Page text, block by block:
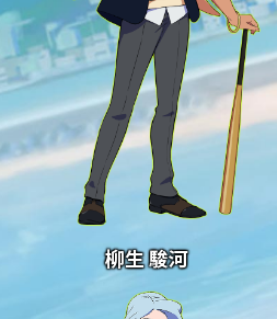
柳生 駿河